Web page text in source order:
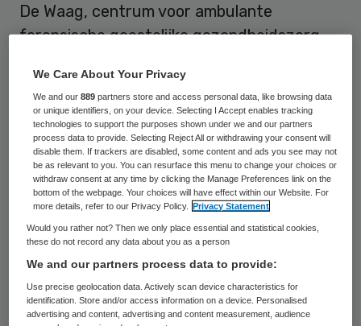
De Waag, centrum voor ambulante
forensische geestelijke gezondheidszorg.
directieteam van De Forensische
Zorgspecialisten waar de Waag onderdeel
van is.
In de afgelopen jaren was Van Dijk
managing director van verschillende
afdelingen van het Radboudumc waar ze
verantwoordelijk was voor de
bedrijfsvoering.
De Waag is een centrum voor forensische
We Care About Your Privacy
We and our889 partners store and access personal data, like browsing data
or unique identifiers, on your device. Selecting I Accept enables tracking
technologies to support the purposes shown under we and our partners
process data to provide. Selecting Reject All or withdrawing your consent will
disable them. If trackers are disabled, some content and ads you see may not
be as relevant to you. You can resurface this menu to change your choices or
withdraw consent at any time by clicking the Manage Preferences link on the
bottom of the webpage. Your choices will have effect within our Website. For
more details, refer to our Privacy Policy.
Privacy Statement
Would you rather not? Then we only place essential and statistical cookies,
these do not record any data about you as a person
We and our partners process data to provide:
Use precise geolocation data. Actively scan device characteristics for
identification. Store and/or access information on a device. Personalised
advertising and content, advertising and content measurement, audience